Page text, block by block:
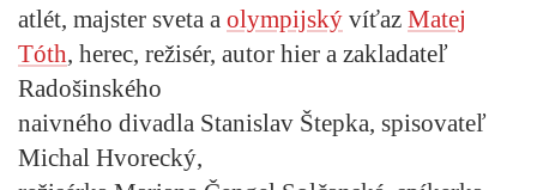
atlét, majster sveta a olympijský víťaz Matej
Tóth, herec, režisér, autor hier a zakladateľ
Radošinského
naivného divadla Stanislav Štepka, spisovateľ
Michal Hvorecký,